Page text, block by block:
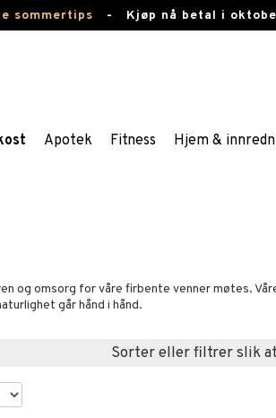
sommertips - Kjøp nå betal i
Apotek Fitness Hjem &
og omsorg for våre firbente venner møtes.
går hånd i hånd.
Sorter eller filtrer slik